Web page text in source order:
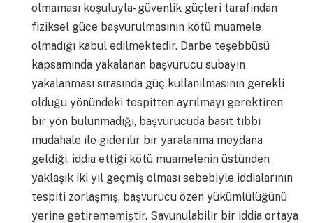
olmaması koşuluyla- güvenlik güçleri tarafından
fiziksel güce başvurulmasının kötü muamele
olmadığı kabul edilmektedir. Darbe teşebbüsü
kapsamında yakalanan başvurucu subayın
yakalanması sırasında güç kullanılmasının gerekli
olduğu yönündeki tespitten ayrılmayı gerektiren
bir yön bulunmadığı, başvurucuda basit tıbbi
müdahale ile giderilir bir yaralanma meydana
geldiği, iddia ettiği kötü muamelenin üstünden
yaklaşık iki yıl geçmiş olması sebebiyle iddialarının
tespiti zorlaşmış, başvurucu özen yükümlülüğünü
yerine getirememiştir. Savunulabilir bir iddia ortaya